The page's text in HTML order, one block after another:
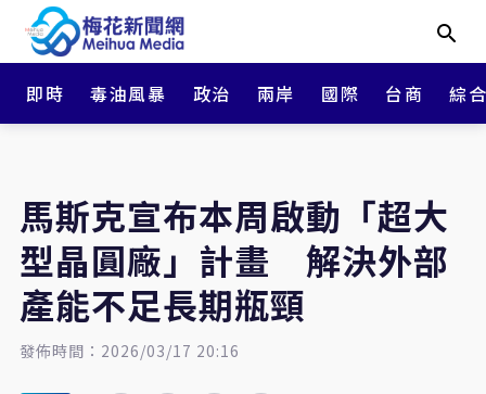
即時 毒油風暴 政治 兩岸 國際 台商 綜
馬斯克宣布本周啟動「超大
型晶圓廠」計畫 解決外部
產能不足長期瓶頸
發佈時間：2026/03/17 20:16